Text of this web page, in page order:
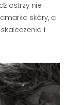
ostrzy nie
skóry, a
i